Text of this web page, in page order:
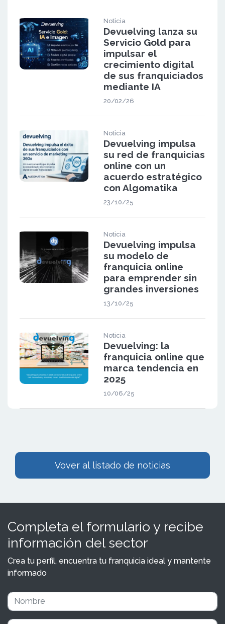
Noticia
Devuelving lanza su
Servicio Gold para
impulsar el
crecimiento digital
de sus franquiciados
mediante IA
20/02/26
Noticia
Devuelving impulsa
su red de franquicias
online con un
acuerdo estratégico
con Algomatika
23/10/25
Noticia
Devuelving impulsa
su modelo de
franquicia online
para emprender sin
grandes inversiones
13/10/25
Noticia
Devuelving: la
franquicia online que
marca tendencia en
2025
10/06/25
Vover al listado de noticias
Completa el formulario y recibe
información del sector
Crea tu perfil, encuentra tu franquicia ideal y mantente
informado